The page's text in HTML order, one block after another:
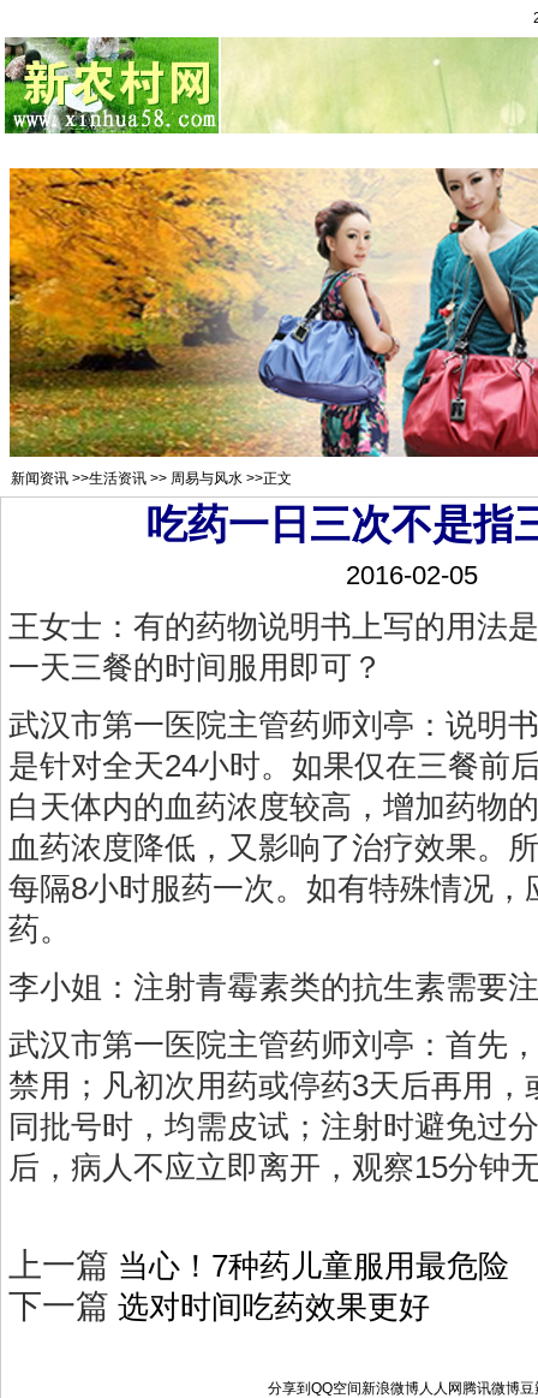
新闻资讯 >>生活资讯 >> 周易与风水 >>正文
吃药一日三次不是指
2016-02-05
王女士：有的药物说明书上写的用法
一天三餐的时间服用即可？
武汉市第一医院主管药师刘亭：说明
是针对全天24小时。如果仅在三餐前
白天体内的血药浓度较高，增加药物
血药浓度降低，又影响了治疗效果。
每隔8小时服药一次。如有特殊情况，
药。
李小姐：注射青霉素类的抗生素需要
武汉市第一医院主管药师刘亭：首先
禁用；凡初次用药或停药3天后再用，
同批号时，均需皮试；注射时避免过
后，病人不应立即离开，观察15分钟
上一篇 当心！7种药儿童服用最危险
下一篇 选对时间吃药效果更好
分享到 QQ空间新浪微博人人网 腾讯微博豆